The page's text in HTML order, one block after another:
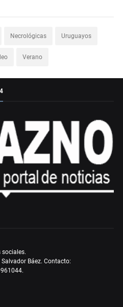
Necrológicas Uruguayos
Verano
sociales.
Báez. Contacto: